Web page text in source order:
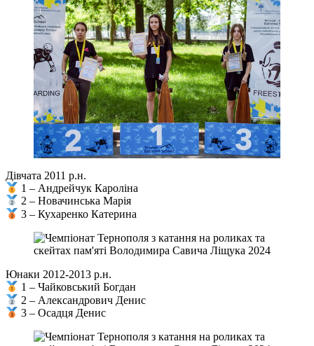
Дівчата 2011 р.н.
1 – Андрейчук Кароліна
2 – Новачинська Марія
3 – Кухаренко Катерина
Юнаки 2012-2013 р.н.
1 – Чайковський Богдан
2 – Александрович Денис
3 – Осадця Денис